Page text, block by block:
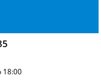
18:00